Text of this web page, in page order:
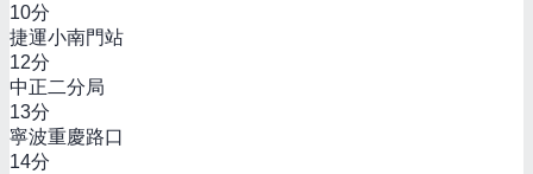
10分
捷運小南門站
12分
中正二分局
13分
寧波重慶路口
14分